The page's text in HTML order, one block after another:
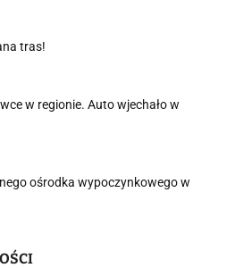
tras!
w regionie. Auto wjechało w
ośrodka wypoczynkowego w